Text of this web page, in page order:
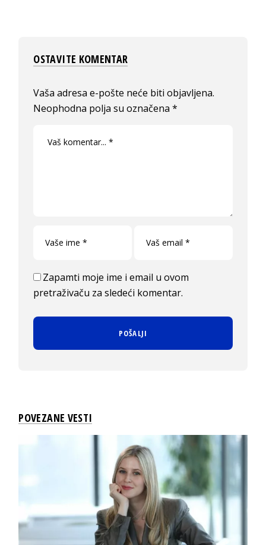
OSTAVITE KOMENTAR
Vaša adresa e-pošte neće biti objavljena.
Neophodna polja su označena*
Zapamti moje ime i email u ovom
pretraživaču za sledeći komentar.
POVEZANE VESTI